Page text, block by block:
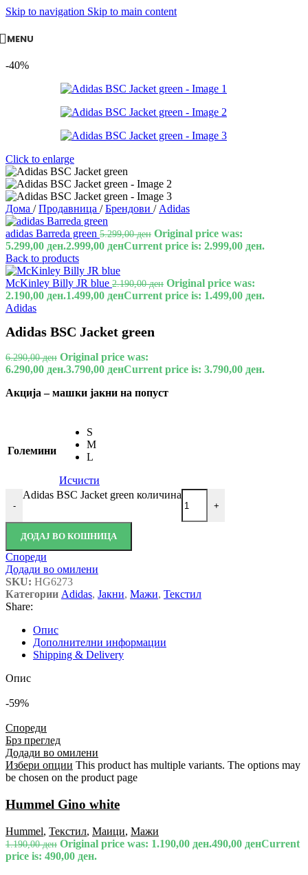
Skip to navigation Skip to main content
MENU
-40%
Click to enlarge
Дома / Продавница / Брендови / Adidas
adidas Barreda green 5.299,00ден Original price was:
5.299,00 ден.2.999,00 денCurrent price is: 2.999,00 ден.
Back to products
McKinley Billy JR blue 2.190,00ден Original price was:
2.190,00 ден.1.499,00 денCurrent price is: 1.499,00 ден.
Adidas
Adidas BSC Jacket green
6.290,00ден Original price was:
6.290,00 ден.3.790,00 денCurrent price is: 3.790,00 ден.
Акција – машки јакни на попуст
Големини
S
M
L
Исчисти
-
Adidas BSC Jacket green количина
+
ДОДАЈ ВО КОШНИЦА
Спореди
Додади во омилени
SKU: HG6273
Категории Adidas, Јакни, Мажи, Текстил
Share:
Опис
Дополнителни информации
Shipping & Delivery
Опис
-59%
Спореди
Брз преглед
Додади во омилени
Избери опции This product has multiple variants. The options may
be chosen on the product page
Hummel Gino white
Hummel, Текстил, Маици, Мажи
1.190,00ден Original price was: 1.190,00 ден.490,00 денCurrent
price is: 490,00 ден.